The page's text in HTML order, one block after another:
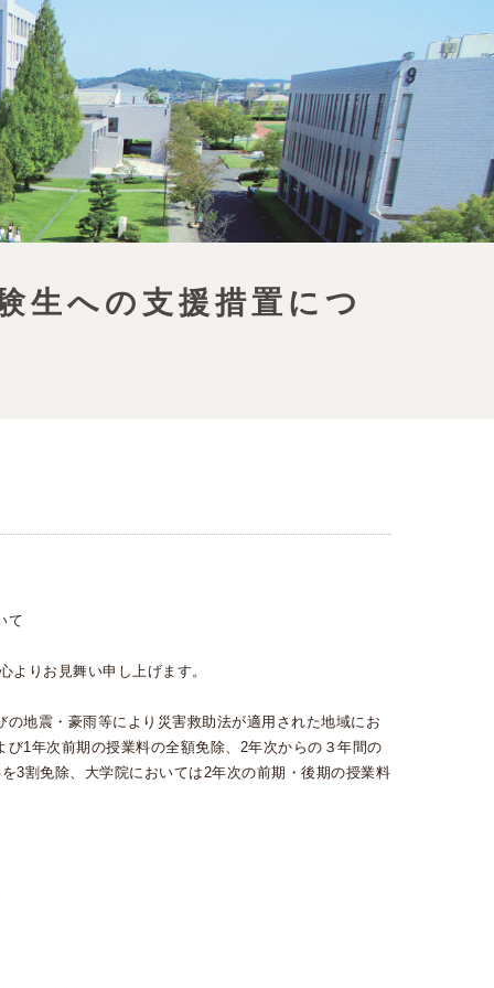
生への支援措置につ
て
よりお見舞い申し上げます。
地震・豪雨等により災害救助法が適用された地域にお
1年次前期の授業料の全額免除、2年次からの３年間の
3割免除、大学院においては2年次の前期・後期の授業料